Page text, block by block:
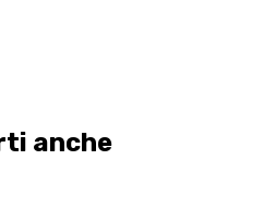
anche